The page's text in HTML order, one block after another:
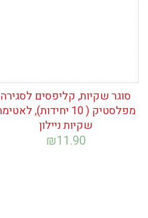
סוגר שקיות, קליפסים לסגירה
מפלסטיק ( 10 יחידות),
שקיות ניילון
₪11.90